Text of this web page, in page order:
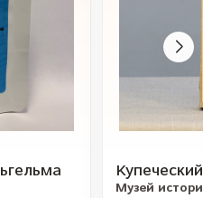
Купеческий
Музей